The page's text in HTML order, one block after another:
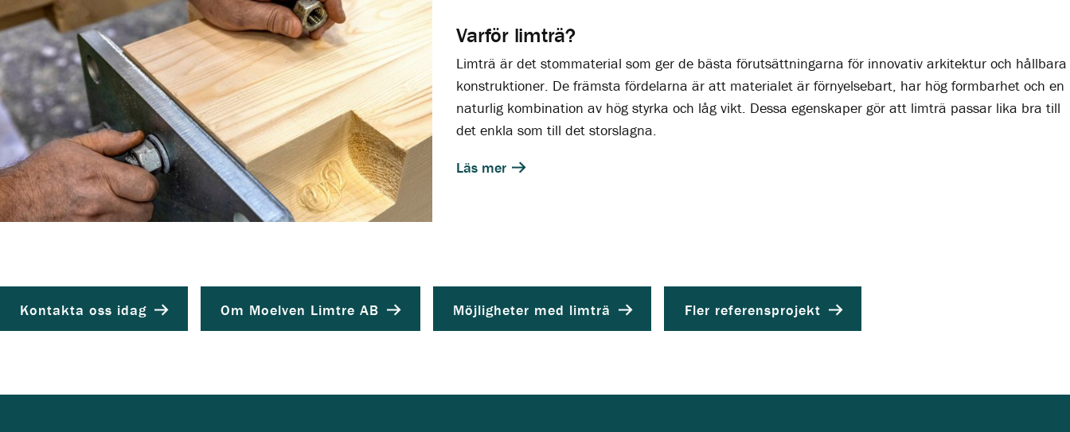
Varför limträ?
Limträ är det stommaterial som ger de bästa förutsättningarna för innovativ arkitektur och hållbara
konstruktioner. De främsta fördelarna är att materialet är förnyelsebart, har hög formbarhet och en
naturlig kombination av hög styrka och låg vikt. Dessa egenskaper gör att limträ passar lika bra till
det enkla som till det storslagna.
Läs mer
Kontakta oss idag Om Moelven Limtre AB Möjligheter med limträ Fler referensprojekt